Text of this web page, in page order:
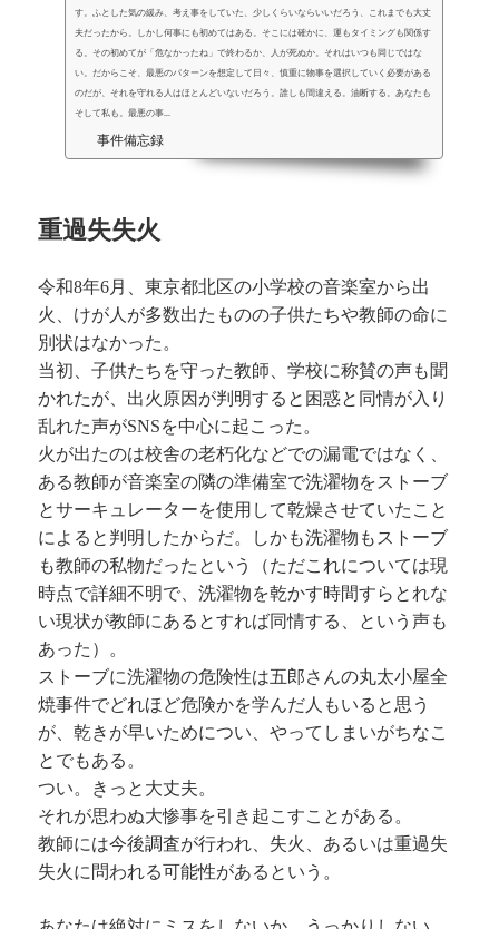
す。ふとした気の緩み、考え事をしていた、少しくらいならいいだろう、これまでも大丈
夫だったから。しかし何事にも初めてはある。そこには確かに、運もタイミングも関係す
る。その初めてが「危なかったね」で終わるか、人が死ぬか。それはいつも同じではな
い。だからこそ、最悪のパターンを想定して日々、慎重に物事を選択していく必要がある
のだが、それを守れる人はほとんどいないだろう。誰しも間違える。油断する。あなたも
そして私も。最悪の事...
事件備忘録
重過失失火
令和8年6月、東京都北区の小学校の音楽室から出
火、けが人が多数出たものの子供たちや教師の命に
別状はなかった。
当初、子供たちを守った教師、学校に称賛の声も聞
かれたが、出火原因が判明すると困惑と同情が入り
乱れた声がSNSを中心に起こった。
火が出たのは校舎の老朽化などでの漏電ではなく、
ある教師が音楽室の隣の準備室で洗濯物をストーブ
とサーキュレーターを使用して乾燥させていたこと
によると判明したからだ。しかも洗濯物もストーブ
も教師の私物だったという（ただこれについては現
時点で詳細不明で、洗濯物を乾かす時間すらとれな
い現状が教師にあるとすれば同情する、という声も
あった）。
ストーブに洗濯物の危険性は五郎さんの丸太小屋全
焼事件でどれほど危険かを学んだ人もいると思う
が、乾きが早いためについ、やってしまいがちなこ
とでもある。
つい。きっと大丈夫。
それが思わぬ大惨事を引き起こすことがある。
教師には今後調査が行われ、失火、あるいは重過失
失火に問われる可能性があるという。